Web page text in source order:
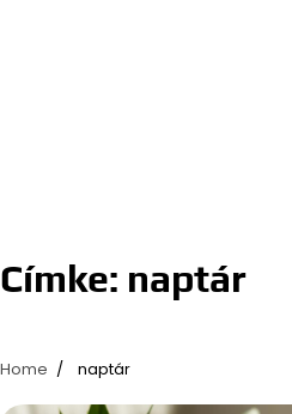
Címke: naptár
Home naptár